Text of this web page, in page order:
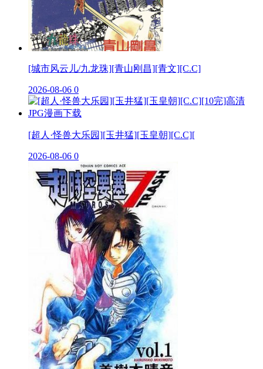
[城市风云儿/九龙珠][青山刚昌][青文][C.C]
2026-08-06 0
[超人·怪兽大乐园][玉井猛][玉皇朝][C.C][
2026-08-06 0